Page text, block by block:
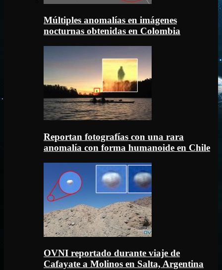
Múltiples anomalías en imágenes
nocturnas obtenidas en Colombia
Reportan fotografías con una rara
anomalía con forma humanoide en Chile
OVNI reportado durante viaje de
Cafayate a Molinos en Salta, Argentina